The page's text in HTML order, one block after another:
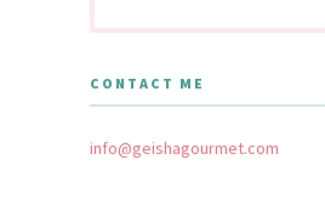
CONTACT ME
info@geishagourmet.com